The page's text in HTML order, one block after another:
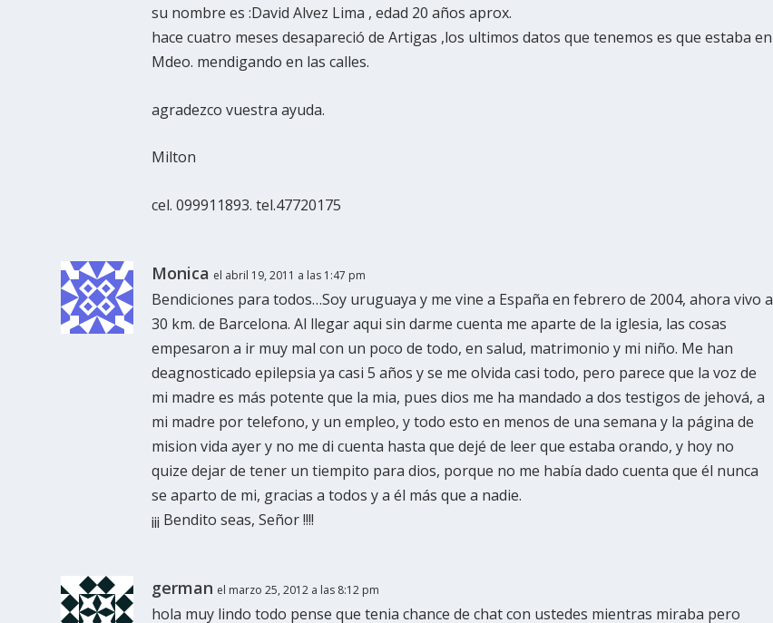
su nombre es :David Alvez Lima , edad 20 años aprox.
hace cuatro meses desapareció de Artigas ,los ultimos datos que tenemos es que estaba en
Mdeo. mendigando en las calles.
agradezco vuestra ayuda.
Milton
cel. 099911893. tel.47720175
Monica el abril 19, 2011 a las 1:47 pm
Bendiciones para todos…Soy uruguaya y me vine a España en febrero de 2004, ahora vivo a
30 km. de Barcelona. Al llegar aqui sin darme cuenta me aparte de la iglesia, las cosas
empesaron a ir muy mal con un poco de todo, en salud, matrimonio y mi niño. Me han
deagnosticado epilepsia ya casi 5 años y se me olvida casi todo, pero parece que la voz de
mi madre es más potente que la mia, pues dios me ha mandado a dos testigos de jehová, a
mi madre por telefono, y un empleo, y todo esto en menos de una semana y la página de
mision vida ayer y no me di cuenta hasta que dejé de leer que estaba orando, y hoy no
quize dejar de tener un tiempito para dios, porque no me había dado cuenta que él nunca
se aparto de mi, gracias a todos y a él más que a nadie.
¡¡¡ Bendito seas, Señor !!!!
german el marzo 25, 2012 a las 8:12 pm
hola muy lindo todo pense que tenia chance de chat con ustedes mientras miraba pero